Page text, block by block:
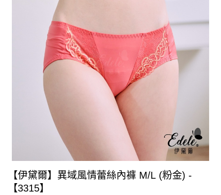
【伊黛爾】異域風情蕾絲內褲 M/L (粉金) -
【3315】